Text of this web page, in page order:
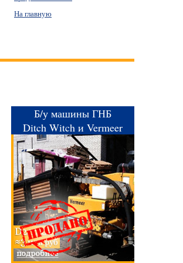
На главную
Б/у машины ГНБ
Ditch Witch и Vermeer